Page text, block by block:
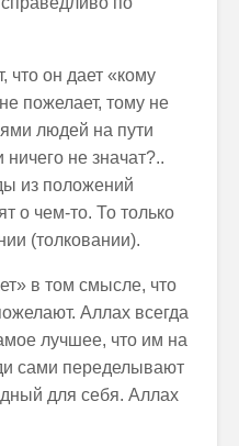
что он дает «кому
пожелает, тому не
людей на пути
не значат?..
из положений
о чем-то. То только
(толковании).
в том смысле, что
Аллах всегда
лучшее, что им на
сами переделывают
для себя. Аллах